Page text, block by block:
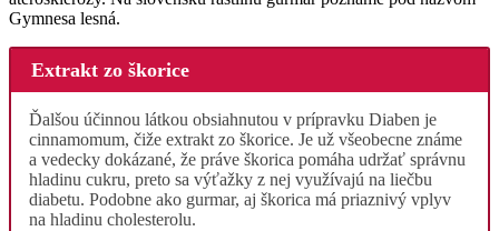
Gymnesa lesná.
Extrakt zo škorice
Ďalšou účinnou látkou obsiahnutou v prípravku Diaben je
cinnamomum, čiže extrakt zo škorice. Je už všeobecne známe
a vedecky dokázané, že práve škorica pomáha udržať správnu
hladinu cukru, preto sa výťažky z nej využívajú na liečbu
diabetu. Podobne ako gurmar, aj škorica má priaznivý vplyv
na hladinu cholesterolu.